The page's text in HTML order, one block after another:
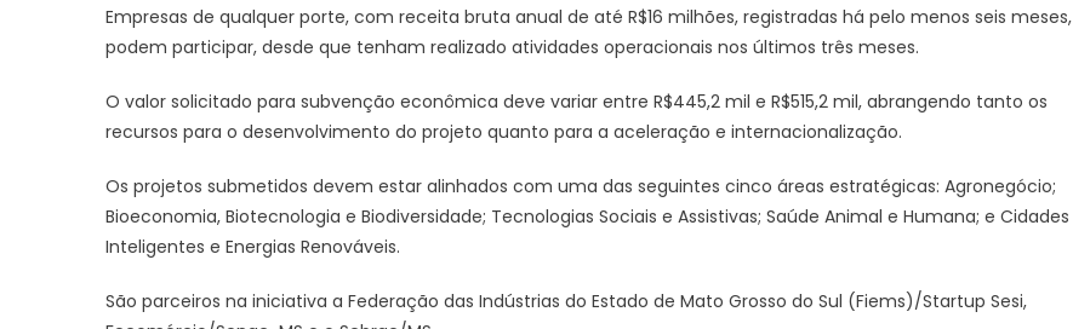
–
Agência
Noticias
do
de
Mato
Sul
Empresas de qualquer porte, com receita bruta anual de até R$16 milhões, registradas há pelo menos seis meses,
podem participar, desde que tenham realizado atividades operacionais nos últimos três meses.
O valor solicitado para subvenção econômica deve variar entre R$445,2 mil e R$515,2 mil, abrangendo tanto os
recursos para o desenvolvimento do projeto quanto para a aceleração e internacionalização.
Os projetos submetidos devem estar alinhados com uma das seguintes cinco áreas estratégicas: Agronegócio;
Bioeconomia, Biotecnologia e Biodiversidade; Tecnologias Sociais e Assistivas; Saúde Animal e Humana; e Cidades
Inteligentes e Energias Renováveis.
São parceiros na iniciativa a Federação das Indústrias do Estado de Mato Grosso do Sul (Fiems)/Startup Sesi,